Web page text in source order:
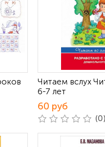
Читаем вслух
6-7 лет
60 руб